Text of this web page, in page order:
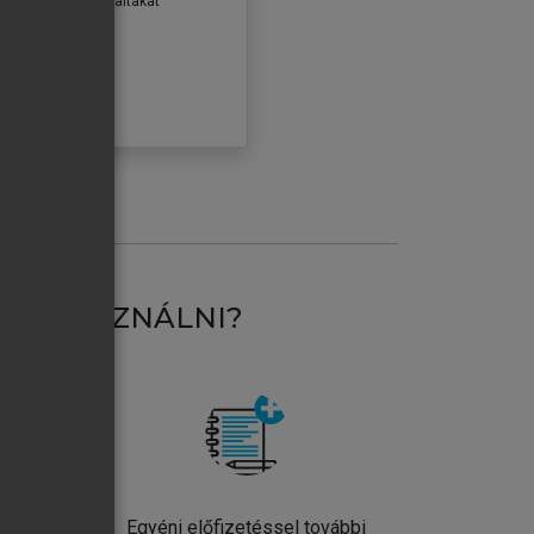
HASZNÁLNI?
Egyéni előfizetéssel további